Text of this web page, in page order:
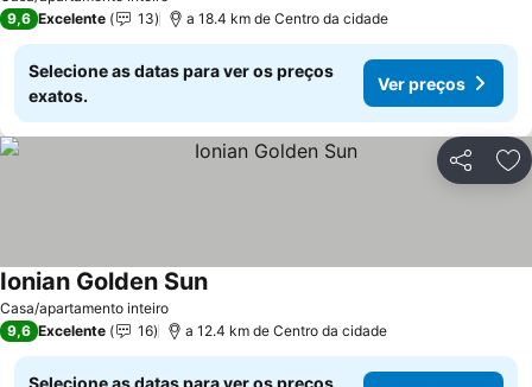
9,6 Excelente 13 a 18.4 km de Centro da cidade
Selecione as datas para ver os preços
exatos.
Ver preços
Partilhar
Casa/apartamento inteiro
Ionian Golden Sun
9,6 Excelente 16 a 12.4 km de Centro da cidade
Selecione as datas para ver os preços